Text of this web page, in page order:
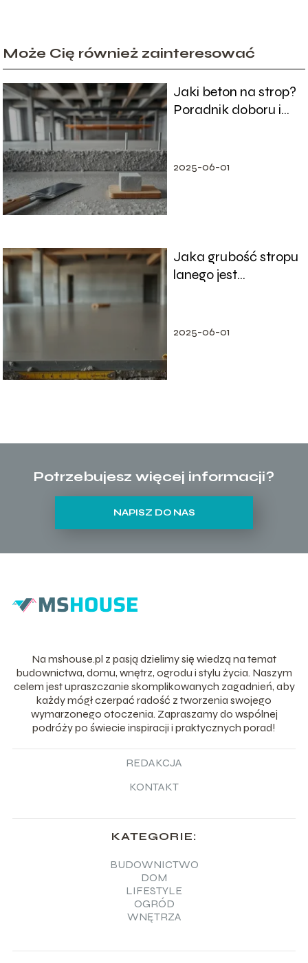
Może Cię również zainteresować
Jaki beton na strop?
Poradnik doboru i
2025-06-01
Jaka grubość stropu
lanego jest
2025-06-01
Potrzebujesz więcej informacji?
NAPISZ DO NAS
Na mshouse.pl z pasją dzielimy się wiedzą na temat
budownictwa, domu, wnętrz, ogrodu i stylu życia. Naszym
celem jest upraszczanie skomplikowanych zagadnień, aby
każdy mógł czerpać radość z tworzenia swojego
wymarzonego otoczenia. Zapraszamy do wspólnej
podróży po świecie inspiracji i praktycznych porad!
REDAKCJA
KONTAKT
KATEGORIE:
BUDOWNICTWO
DOM
LIFESTYLE
OGRÓD
WNĘTRZA